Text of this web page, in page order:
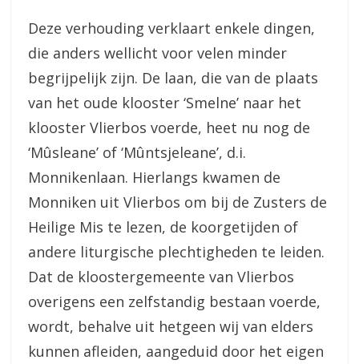
Deze verhouding verklaart enkele dingen,
die anders wellicht voor velen minder
begrijpelijk zijn. De laan, die van de plaats
van het oude klooster ‘Smelne’ naar het
klooster Vlierbos voerde, heet nu nog de
‘Mûsleane’ of ‘Mûntsjeleane’, d.i.
Monnikenlaan. Hierlangs kwamen de
Monniken uit Vlierbos om bij de Zusters de
Heilige Mis te lezen, de koorgetijden of
andere liturgische plechtigheden te leiden.
Dat de kloostergemeente van Vlierbos
overigens een zelfstandig bestaan voerde,
wordt, behalve uit hetgeen wij van elders
kunnen afleiden, aangeduid door het eigen